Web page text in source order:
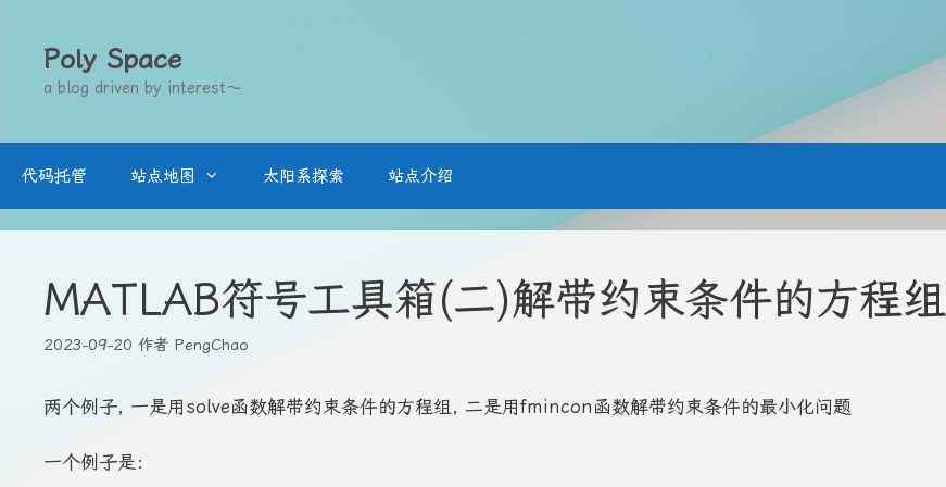
Poly Space
a blog driven by interest～
代码托管 站点地图 太阳系探索 站点介绍
MATLAB符号工具箱(二)解带约束条件的方程组
2023-09-20 作者 PengChao
两个例子, 一是用solve函数解带约束条件的方程组, 二是用fmincon函数解带约束条件的最小化问题
一个例子是：